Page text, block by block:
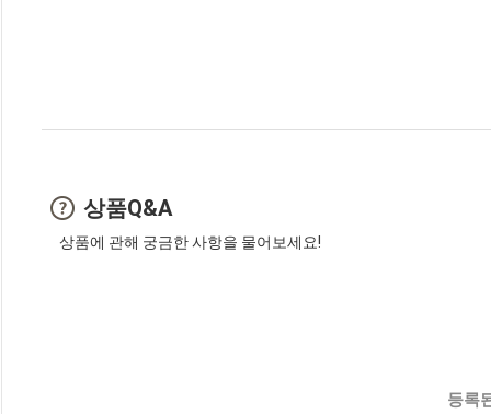
상품Q&A
상품에 관해 궁금한 사항을 물어보세요!
등록